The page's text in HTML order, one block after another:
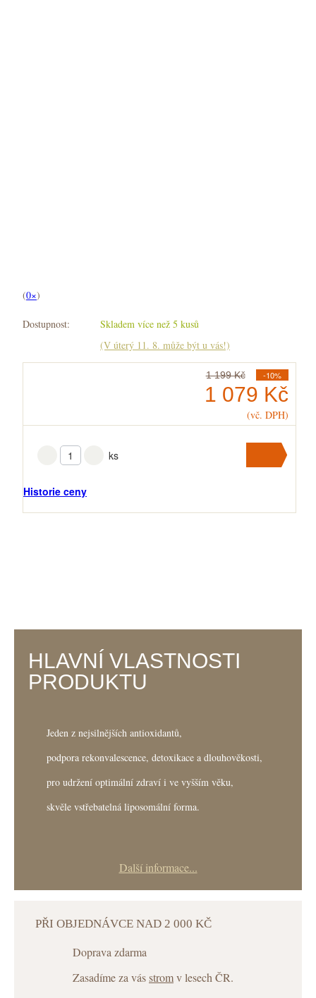
(0×)
Dostupnost:
Skladem více než 5 kusů
(V úterý 11. 8. může být u vás!)
1 199 Kč -10%
1 079 Kč
(vč. DPH)
ks Přidat
V košíkumáteks.
Historie ceny
HLAVNÍ VLASTNOSTI
PRODUKTU
Jeden z nejsilnějších antioxidantů,
podpora rekonvalescence, detoxikace a dlouhověkosti,
pro udržení optimální zdraví i ve vyšším věku,
skvěle vstřebatelná liposomální forma.
Další informace...
PŘI OBJEDNÁVCE NAD 2 000 KČ
Doprava zdarma
Zasadíme za vásstromv lesech ČR.